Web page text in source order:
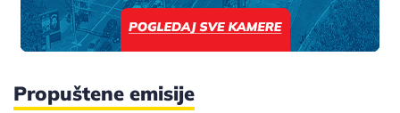
Propuštene emisije